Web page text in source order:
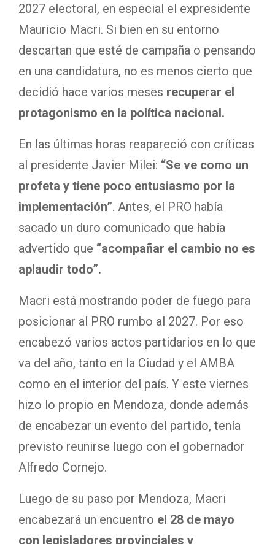
2027 electoral, en especial el expresidente
Mauricio Macri. Si bien en su entorno
descartan que esté de campaña o pensando
en una candidatura, no es menos cierto que
decidió hace varios meses recuperar el
protagonismo en la política nacional.
En las últimas horas reapareció con críticas
al presidente Javier Milei: “Se ve como un
profeta y tiene poco entusiasmo por la
implementación”. Antes, el PRO había
sacado un duro comunicado que había
advertido que “acompañar el cambio no es
aplaudir todo”.
Macri está mostrando poder de fuego para
posicionar al PRO rumbo al 2027. Por eso
encabezó varios actos partidarios en lo que
va del año, tanto en la Ciudad y el AMBA
como en el interior del país. Y este viernes
hizo lo propio en Mendoza, donde además
de encabezar un evento del partido, tenía
previsto reunirse luego con el gobernador
Alfredo Cornejo.
Luego de su paso por Mendoza, Macri
encabezará un encuentro el 28 de mayo
con legisladores provinciales y